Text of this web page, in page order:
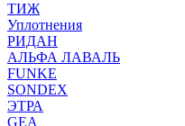
ТИЖ
Уплотнения
РИДАН
АЛЬФА ЛАВАЛЬ
FUNKE
SONDEX
ЭТРА
GEA